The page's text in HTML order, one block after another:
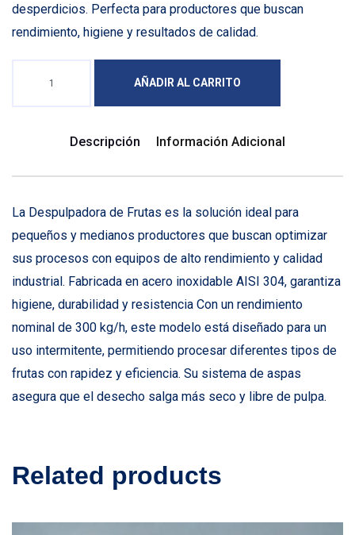
desperdicios. Perfecta para productores que buscan
rendimiento, higiene y resultados de calidad.
AÑADIR AL CARRITO
Descripción Información Adicional
La Despulpadora de Frutas es la solución ideal para
pequeños y medianos productores que buscan optimizar
sus procesos con equipos de alto rendimiento y calidad
industrial. Fabricada en acero inoxidable AISI 304, garantiza
higiene, durabilidad y resistencia Con un rendimiento
nominal de 300 kg/h, este modelo está diseñado para un
uso intermitente, permitiendo procesar diferentes tipos de
frutas con rapidez y eficiencia. Su sistema de aspas
asegura que el desecho salga más seco y libre de pulpa.
Related products